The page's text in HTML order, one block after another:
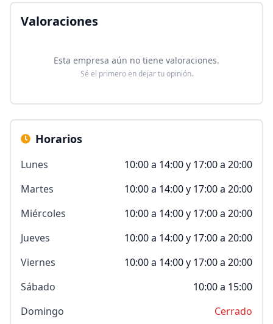
Valoraciones
Esta empresa aún no tiene valoraciones.
Sé el primero en dejar tu opinión.
Horarios
Lunes
10:00 a 14:00 y 17:00 a 20:00
Martes
10:00 a 14:00 y 17:00 a 20:00
Miércoles
10:00 a 14:00 y 17:00 a 20:00
Jueves
10:00 a 14:00 y 17:00 a 20:00
Viernes
10:00 a 14:00 y 17:00 a 20:00
Sábado
10:00 a 15:00
Domingo
Cerrado